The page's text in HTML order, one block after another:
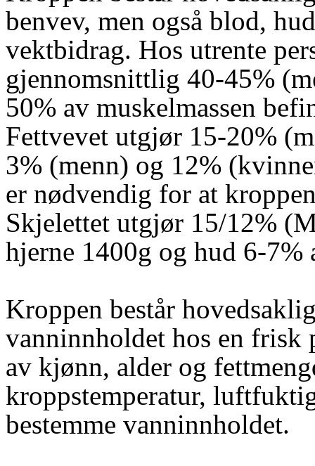
benvev, men også blod,
vektbidrag. Hos utrente
gjennomsnittlig 40-45%
50% av muskelmassen
Fettvevet utgjør 15-20%
3% (menn) og 12%
er nødvendig for at
Skjelettet utgjør 15/12%
hjerne 1400g og hud 6-7%
Kroppen består
vanninnholdet hos en frisk
av kjønn, alder og
kroppstemperatur,
bestemme vanninnholdet.